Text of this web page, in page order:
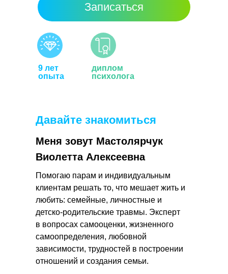
Записаться
9 лет
опыта
диплом
психолога
Помогаю парам и индивидуальным
клиентам решать то, что мешает жить и
любить: семейные, личностные и
детско-родительские травмы. Эксперт
в вопросах самооценки, жизненного
самоопределения, любовной
зависимости, трудностей в построении
отношений и создания семьи.
Меня зовут Мастолярчук
Виолетта Алексеевна
Давайте знакомиться